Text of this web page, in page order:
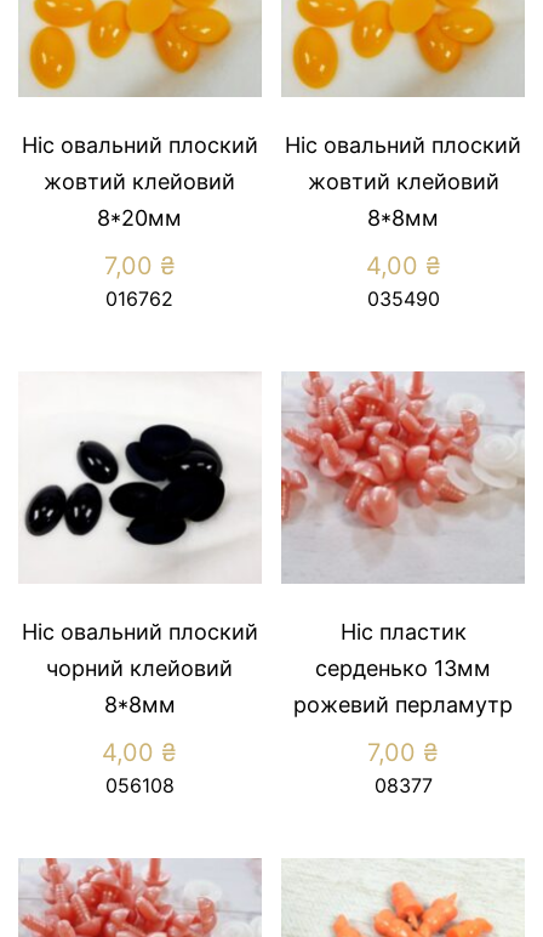
Ніс овальний плоский
жовтий клейовий
8*20мм
7,00 ₴
016762
Ніс овальний плоский
жовтий клейовий
8*8мм
4,00 ₴
035490
Ніс овальний плоский
чорний клейовий
8*8мм
4,00 ₴
056108
Ніс пластик
серденько 13мм
рожевий перламутр
7,00 ₴
08377